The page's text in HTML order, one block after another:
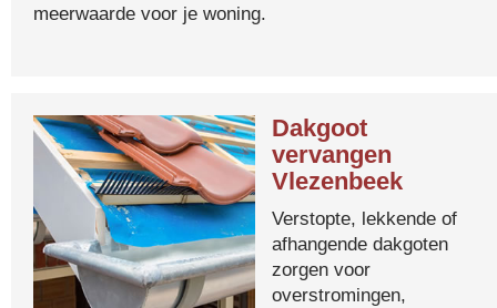
meerwaarde voor je woning.
Dakgoot
vervangen
Vlezenbeek
Verstopte, lekkende of
afhangende dakgoten
zorgen voor
overstromingen,